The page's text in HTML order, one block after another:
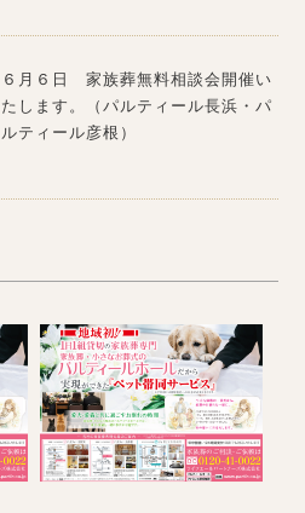
６月６日 家族葬無料相談会開催い
たします。（パルティール長浜・パ
ルティール彦根）